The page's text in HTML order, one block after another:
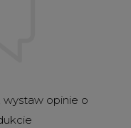
opinie o